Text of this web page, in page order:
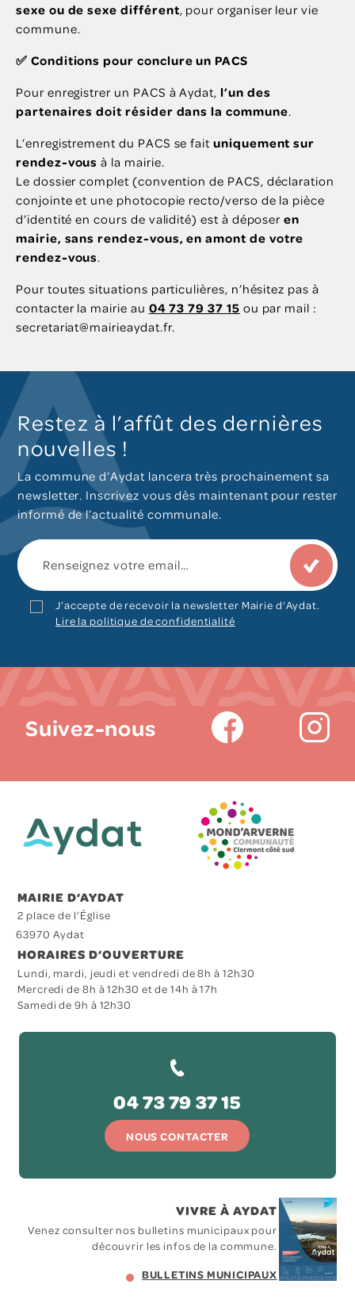
sexe ou de sexe différent, pour organiser leur vie
commune.
✅ Conditions pour conclure un PACS
Pour enregistrer un PACS à Aydat, l’un des
partenaires doit résider dans la commune.
L’enregistrement du PACS se faituniquement sur
rendez-vous à la mairie.
Le dossier complet (convention de PACS, déclaration
conjointe et une photocopie recto/verso de la pièce
d’identité en cours de validité) est à déposeren
mairie, sans rendez-vous, en amont de votre
rendez-vous.
Pour toutes situations particulières, n’hésitez pas à
contacter la mairie au 04 73 79 37 15 ou par mail :
secretariat@mairieaydat.fr.
Restez à l’affût des dernières
nouvelles !
La commune d’Aydat lancera très prochainement sa
newsletter. Inscrivez vous dès maintenant pour rester
informé de l’actualité communale.
J’accepte de recevoir la newsletter Mairie d‘Aydat.
Lire la politique de confidentialité
Suivez-nous
MAIRIE D‘AYDAT
2 place de l’Église
63970 Aydat
HORAIRES D‘OUVERTURE
Lundi, mardi, jeudi et vendredi de 8h à 12h30
Mercredi de 8h à 12h30 et de 14h à 17h
Samedi de 9h à 12h30
04 73 79 37 15
NOUS CONTACTER
VIVRE À AYDAT
Venez consulter nos bulletins municipaux pour
découvrir les infos de la commune.
BULLETINS MUNICIPAUX